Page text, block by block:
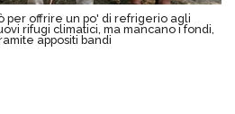
per offrire un po' di refrigerio agli
rifugi climatici, ma mancano i fondi,
appositi bandi